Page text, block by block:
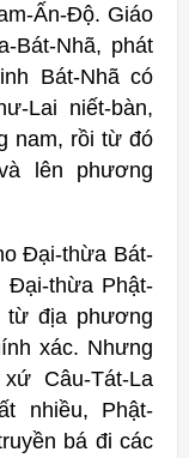
Ấn-Độ. Giáo
Bát-Nhã, phát
Bát-Nhã có
Lai niết-bàn,
nam, rồi từ đó
lên phương
Đại-thừa Bát-
Đại-thừa Phật-
từ địa phương
xác. Nhưng
Câu-Tát-La
nhiều, Phật-
bá đi các